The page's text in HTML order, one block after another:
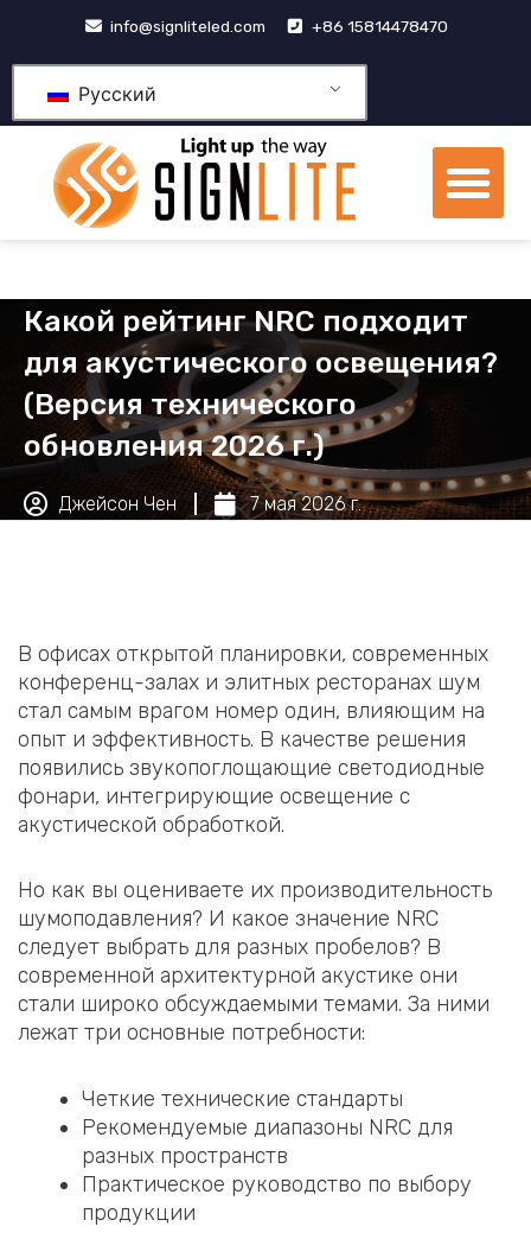
内
info@signliteled.com +86 15814478470
Русский
Какой рейтинг NRC подходит
для акустического освещения?
(Версия технического
обновления 2026 г.)
Джейсон Чен 7 мая 2026 г.
В офисах открытой планировки, современных
конференц-залах и элитных ресторанах шум
стал самым врагом номер один, влияющим на
опыт и эффективность. В качестве решения
появились звукопоглощающие светодиодные
фонари, интегрирующие освещение с
акустической обработкой.
Но как вы оцениваете их производительность
шумоподавления? И какое значение NRC
следует выбрать для разных пробелов? В
современной архитектурной акустике они
стали широко обсуждаемыми темами. За ними
лежат три основные потребности:
Четкие технические стандарты
Рекомендуемые диапазоны NRC для
разных пространств
Практическое руководство по выбору
продукции